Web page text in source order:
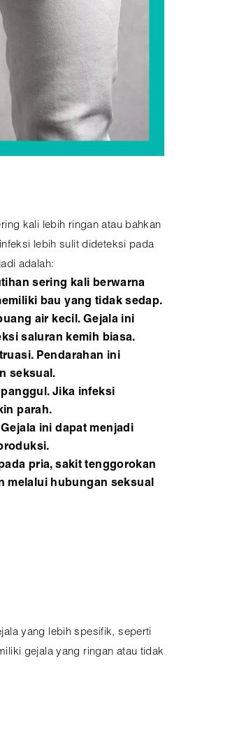
kali lebih ringan atau bahkan
lebih sulit dideteksi pada
adalah:
sering kali berwarna
bau yang tidak sedap.
air kecil. Gejala ini
saluran kemih biasa.
Pendarahan ini
seksual.
Jika infeksi
parah.
ini dapat menjadi
pria, sakit tenggorokan
melalui hubungan seksual
yang lebih spesifik, seperti
gejala yang ringan atau tidak